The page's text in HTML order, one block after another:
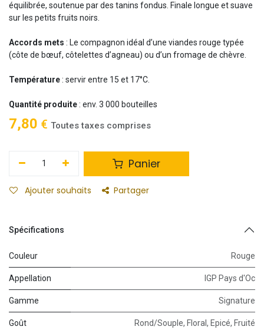
équilibrée, soutenue par des tanins fondus. Finale longue et suave
sur les petits fruits noirs.
Accords mets : Le compagnon idéal d’une viandes rouge typée
(côte de bœuf, côtelettes d’agneau) ou d’un fromage de chèvre.
Température: servir entre 15 et 17°C.
Quantité produite: env. 3 000 bouteilles
7,80 € Toutes taxes comprises
Panier
Ajouter souhaits Partager
Spécifications
Couleur Rouge
Appellation IGP Pays d'Oc
Gamme Signature
Goût Rond/Souple, Floral, Epicé, Fruité